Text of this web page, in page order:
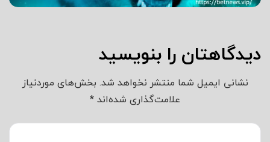
دیدگاهتان را بنویسید
نشانی ایمیل شما منتشر نخواهد شد. بخش‌های موردنیاز
علامت‌گذاری شده‌اند*